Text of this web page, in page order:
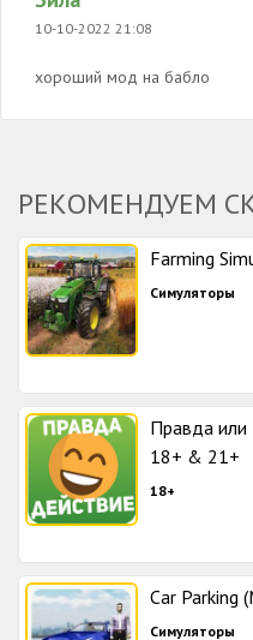
10-10-2022 21:08
хороший мод на бабло
РЕКОМЕНДУЕМ
Farming
Симуляторы
Правда или
18+ & 21+
18+
Car Parking
Симуляторы